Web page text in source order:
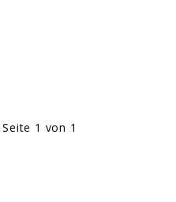
Seite 1 von 1